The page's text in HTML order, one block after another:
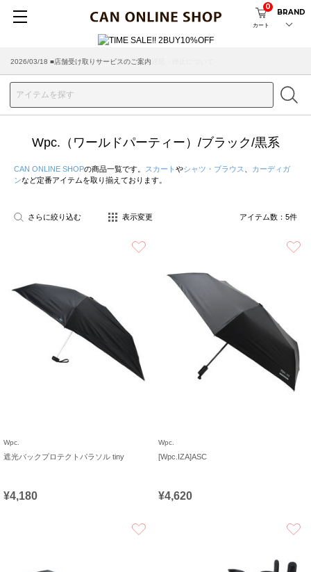
カート
0
BRAND
2026/03/18 ■店舗受け取りサービスのご案内
Wpc.（ワールドパーティー）/ブラック/黒系
CAN ONLINE SHOPの商品一覧です。 スカート やシャツ・ブラウス
カーディガ
ンなど定番アイテムを取り揃えております。
さらに絞り込む 表示変更 アイテム数： 5件
Wpc.
遮光バックプロテクトパラソル tiny
¥4,180
Wpc.
[Wpc.IZA]ASC
¥4,620